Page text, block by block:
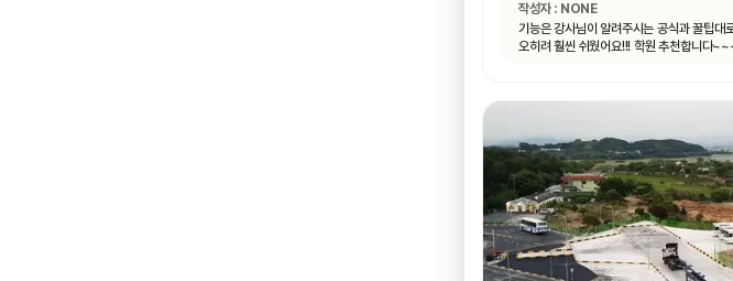
작성자 : NONE
기능은 강사님이 알려주시는 공식과 꿀팁대
오히려 훨씬 쉬웠어요!!! 학원 추천합니다